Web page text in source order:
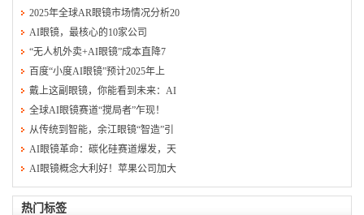
2025年全球AR眼镜市场情况分析20
AI眼镜，最核心的10家公司
“无人机外卖+AI眼镜”成本直降7
百度“小度AI眼镜”预计2025年上
戴上这副眼镜，你能看到未来：AI
全球AI眼镜赛道“搅局者”乍现！
从传统到智能，余江眼镜“智造”引
AI眼镜革命：碳化硅赛道爆发，天
AI眼镜概念大利好！苹果公司加大
热门标签